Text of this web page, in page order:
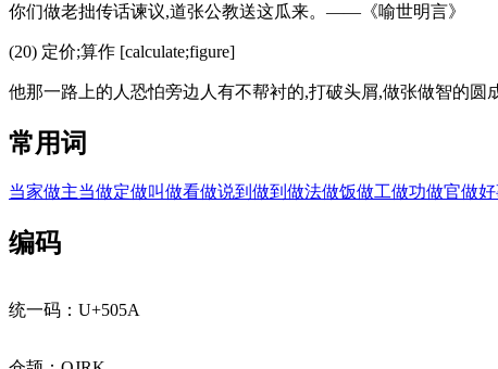
你们做老拙传话谏议,道张公教送这瓜来。——《喻世明言》
(20) 定价;算作 [calculate;figure]
他那一路上的人恐怕旁边人有不帮衬的,打破头屑,做张做智的
常用词
当家做主当做定做叫做看做说到做到 做法做饭做工做功做官做
编码
统一码：U+505A